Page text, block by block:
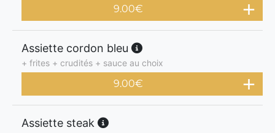
9.00€
Assiette cordon bleu
+ frites + crudités + sauce au choix
9.00€
Assiette steak